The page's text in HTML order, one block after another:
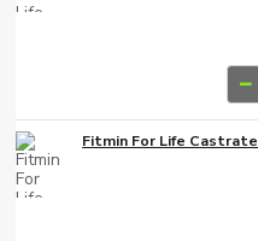
Fitmin For Life